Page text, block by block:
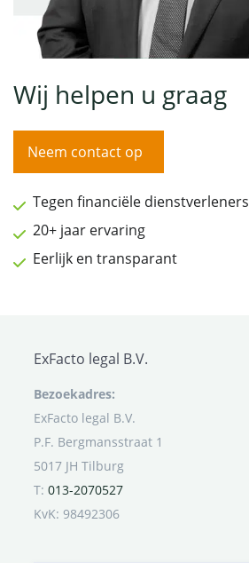
Wij helpen u graag
Neem contact op
Tegen financiële dienstverleners
20+ jaar ervaring
Eerlijk en transparant
ExFacto legal B.V.
Bezoekadres:
ExFacto legal B.V.
P.F. Bergmansstraat 1
5017 JH Tilburg
T: 013-2070527
KvK: 98492306